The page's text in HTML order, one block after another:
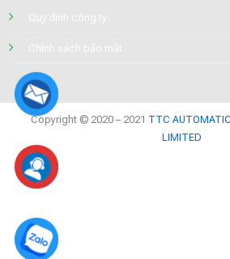
Quy định công ty
Chính sách bảo mật
Copyright © 2020 – 2021 TTC
LIMITED